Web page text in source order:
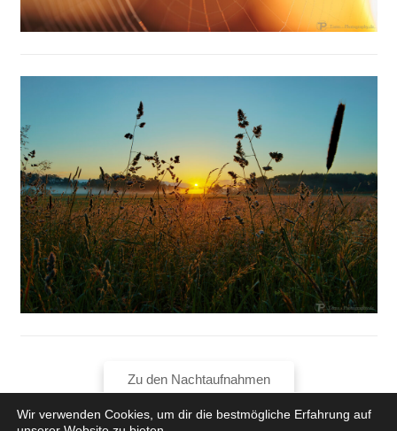
Zu den Nachtaufnahmen
Wir verwenden Cookies, um dir die bestmögliche Erfahrung auf